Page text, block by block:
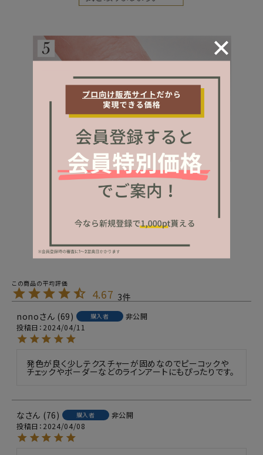
4.67 3
nono
69 購入者
非公開
投稿日
2024/04/11
発色が良く少しテクスチャーが固めなのでピーコックや
チェックやボーダーなどのラインアートにもぴったりです。
な 76 購入者
非公開
投稿日
2024/04/08